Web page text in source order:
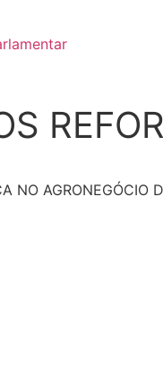
NO AGRONEGÓCIO